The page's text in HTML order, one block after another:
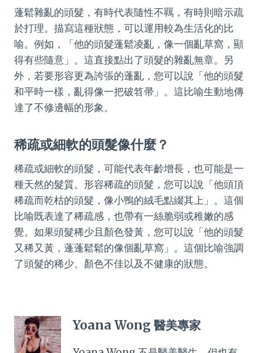
蓬鬆雜亂的頭髮，有時代表隨性不羈，有時則暗示疏
於打理。描寫這種狀態，可以運用較為生活化的比
喻。例如，「他的頭髮蓬鬆凌亂，像一個亂草窩，顯
得有些隨意」。這直接點出了頭髮的雜亂無章。另
外，若要形容更為誇張的蓬亂，您可以說「他的頭髮
和平時一樣，亂得像一把破笤帚」。這比喻生動地傳
達了不修邊幅的形象。
稀疏或細軟的頭髮像什麼？
稀疏或細軟的頭髮，可能代表年齡增長，也可能是一
種天然的髮質。形容稀疏的頭髮，您可以說「他頭頂
稀疏而乾枯的頭髮，像小鴨的絨毛點綴其上」。這個
比喻既表達了稀疏感，也帶有一絲脆弱或稚嫩的感
覺。如果頭髮稀少且顏色發黃，您可以說「他的頭髮
又稀又黃，蓬蓬鬆鬆的像個亂草窩」。這個比喻強調
了頭髮的稀少、顏色不佳以及不健康的狀態。
Yoana Wong 醫美專家